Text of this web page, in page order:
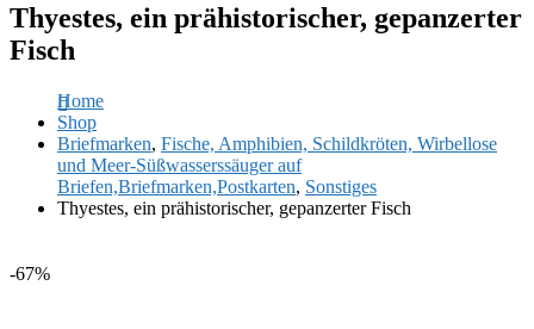
Thyestes, ein prähistorischer, gepanzerter
Fisch
Home
Shop
Briefmarken, Fische, Amphibien, Schildkröten, Wirbellose
und Meer-Süßwasserssäuger auf
Briefen,Briefmarken,Postkarten, Sonstiges
Thyestes, ein prähistorischer, gepanzerter Fisch
-67%